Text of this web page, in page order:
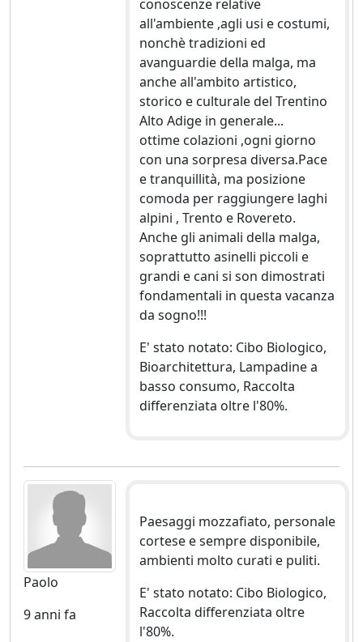
conoscenze relative
all'ambiente ,agli usi e costumi,
nonchè tradizioni ed
avanguardie della malga, ma
anche all'ambito artistico,
storico e culturale del Trentino
Alto Adige in generale...
ottime colazioni ,ogni giorno
con una sorpresa diversa.Pace
e tranquillità, ma posizione
comoda per raggiungere laghi
alpini , Trento e Rovereto.
Anche gli animali della malga,
soprattutto asinelli piccoli e
grandi e cani si son dimostrati
fondamentali in questa vacanza
da sogno!!!
E' stato notato: Cibo Biologico,
Bioarchitettura, Lampadine a
basso consumo, Raccolta
differenziata oltre l'80%.
Paolo
9 anni fa
Paesaggi mozzafiato, personale
cortese e sempre disponibile,
ambienti molto curati e puliti.
E' stato notato: Cibo Biologico,
Raccolta differenziata oltre
l'80%.